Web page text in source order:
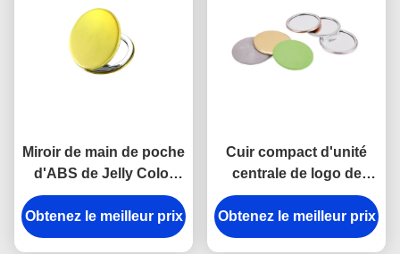
Miroir de main de poche
d'ABS de Jelly Color
petit de miroir
d'épaisseur cosmétique
de Debossing 10mm
Obtenez le meilleur prix
Cuir compact d'unité
centrale de logo de
miroir de maquillage
d'ABS de série pliable
en verre du miroir 11mm
Obtenez le meilleur prix